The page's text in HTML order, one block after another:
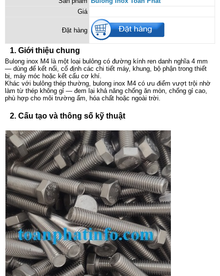
Giá
Đặt hàng
1. Giới thiệu chung
Bulong inox M4 là một loại bulông có đường kính ren danh nghĩa 4 mm
— dùng để kết nối, cố định các chi tiết máy, khung, bộ phận trong thiết
bị, máy móc hoặc kết cấu cơ khí.
Khác với bulông thép thường, bulong inox M4 có ưu điểm vượt trội nhờ
làm từ thép không gỉ — đem lại khả năng chống ăn mòn, chống gỉ cao,
phù hợp cho môi trường ẩm, hóa chất hoặc ngoài trời.
2. Cấu tạo và thông số kỹ thuật